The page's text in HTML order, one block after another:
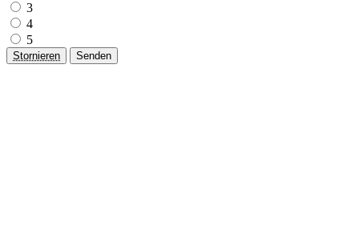
3
4
5
Stornieren Senden